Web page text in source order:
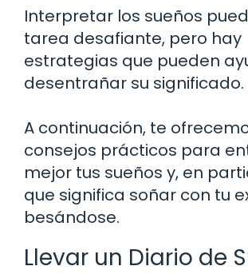
Interpretar los sueños
tarea desafiante, pero hay
estrategias que pueden
desentrañar su significado.
A continuación, te
consejos prácticos para
mejor tus sueños y, en
que significa soñar con tu
besándose.
Llevar un Diario de